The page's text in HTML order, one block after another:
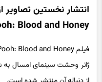
Blood and Honey
ژانر وحشت سینمای امسال
از دنباله آن منتشر شده است.